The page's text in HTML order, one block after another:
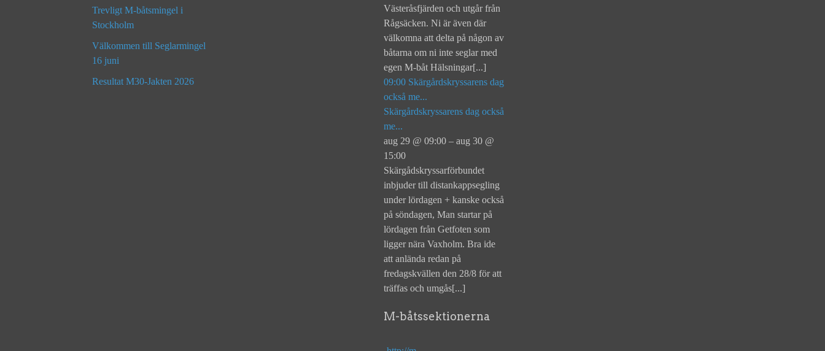
Trevligt M-båtsmingel i
Stockholm
Välkommen till Seglarmingel
16 juni
Resultat M30-Jakten 2026
Västeråsfjärden och utgår från
Rågsäcken. Ni är även där
välkomna att delta på någon av
båtarna om ni inte seglar med
egen M-båt Hälsningar[...]
09:00 Skärgårdskryssarens dag
också me...
Skärgårdskryssarens dag också
me...
aug 29 @ 09:00 – aug 30 @
15:00
Skärgådskryssarförbundet
inbjuder till distankappsegling
under lördagen + kanske också
på söndagen, Man startar på
lördagen från Getfoten som
ligger nära Vaxholm. Bra ide
att anlända redan på
fredagskvällen den 28/8 för att
träffas och umgås[...]
M-båtssektionerna